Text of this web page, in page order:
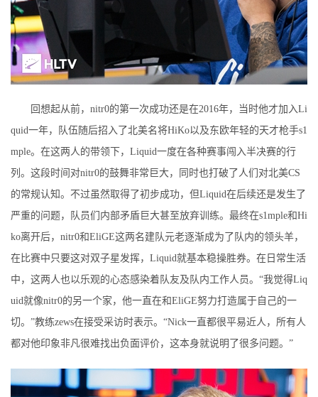
回想起从前，nitr0的第一次成功还是在2016年，当时他才加入Li
quid一年，队伍随后招入了北美名将HiKo以及东欧年轻的天才枪手s1
mple。在这两人的带领下，Liquid一度在各种赛事闯入半决赛的行
列。这段时间对nitr0的鼓舞非常巨大，同时也打破了人们对北美CS
的常规认知。不过虽然取得了初步成功，但Liquid在后续还是发生了
严重的问题，队员们内部矛盾巨大甚至放弃训练。最终在s1mple和Hi
ko离开后，nitr0和EliGE这两名建队元老逐渐成为了队内的领头羊，
在比赛中只要这对双子星发挥，Liquid就基本稳操胜券。在日常生活
中，这两人也以乐观的心态感染着队友及队内工作人员。“我觉得Liq
uid就像nitr0的另一个家，他一直在和EliGE努力打造属于自己的一
切。”教练zews在接受采访时表示。“Nick一直都很平易近人，所有人
都对他印象非凡很难找出负面评价，这本身就说明了很多问题。”